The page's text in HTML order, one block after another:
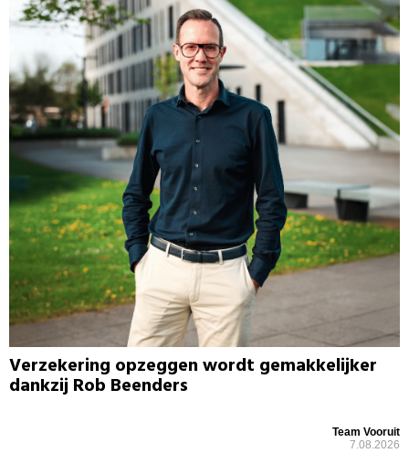
Verzekering opzeggen wordt gemakkelijker
dankzij Rob Beenders
Team Vooruit
7.08.2026